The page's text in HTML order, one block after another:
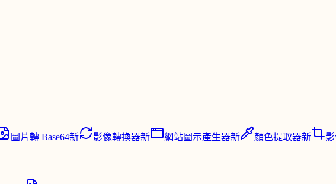
圖片轉 Base64新 影像轉換器新 網站圖示產生器新 顏色提取器新